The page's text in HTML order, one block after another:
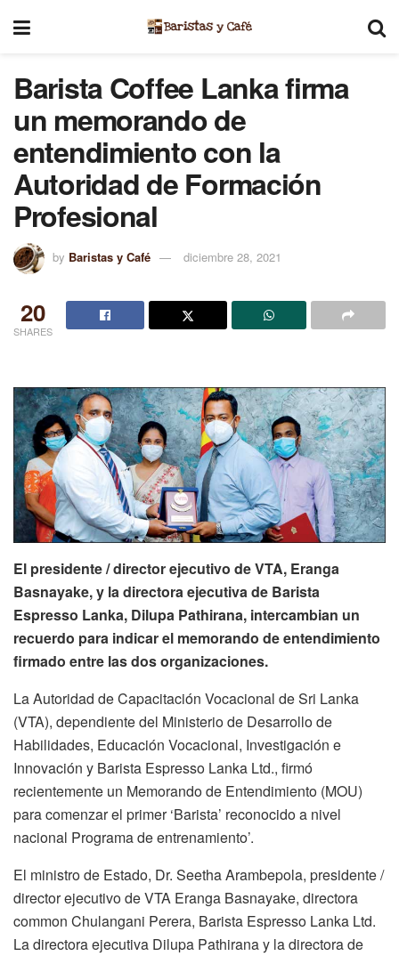
Barista Coffee Lanka firma
un memorando de
entendimiento con la
Autoridad de Formación
Profesional
by Baristas y Café diciembre 28, 2021
20
SHARES
El presidente / director ejecutivo de VTA, Eranga
Basnayake, y la directora ejecutiva de Barista
Espresso Lanka, Dilupa Pathirana, intercambian un
recuerdo para indicar el memorando de entendimiento
firmado entre las dos organizaciones.
La Autoridad de Capacitación Vocacional de Sri Lanka
(VTA), dependiente del Ministerio de Desarrollo de
Habilidades, Educación Vocacional, Investigación e
Innovación y Barista Espresso Lanka Ltd., firmó
recientemente un Memorando de Entendimiento (MOU)
para comenzar el primer ‘Barista’ reconocido a nivel
nacional Programa de entrenamiento’.
El ministro de Estado, Dr. Seetha Arambepola, presidente /
director ejecutivo de VTA Eranga Basnayake, directora
common Chulangani Perera, Barista Espresso Lanka Ltd.
La directora ejecutiva Dilupa Pathirana y la directora de